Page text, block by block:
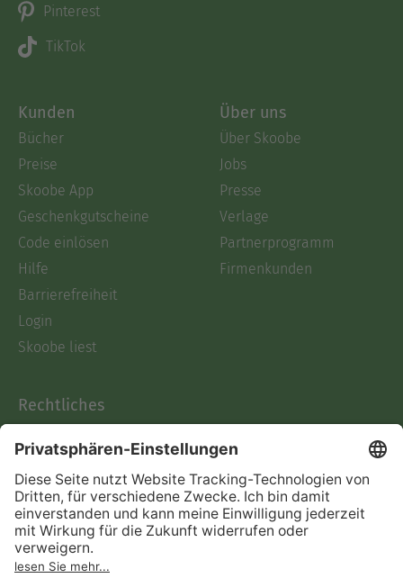
Pinterest
TikTok
Kunden
Bücher
Preise
Skoobe App
Geschenkgutscheine
Code einlösen
Hilfe
Barrierefreiheit
Login
Skoobe liest
Über uns
Über Skoobe
Jobs
Presse
Verlage
Partnerprogramm
Firmenkunden
Rechtliches
AGB
Informationen nach Data
Act
Verträge hier kündigen
Impressum